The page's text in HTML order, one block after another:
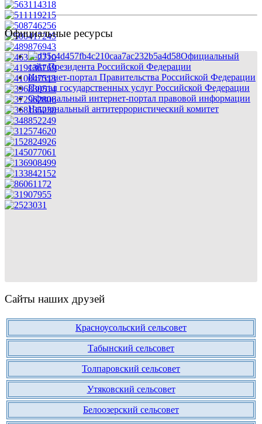
Официальные ресурсы
Официальный
сайт Президента Российской Федерации
Интернет-портал Правительства Российской Федерации
Портал государственных услуг Российской Федерации
Официальный интернет-портал правовой информации
Национальный антитеррористический комитет
Сайты наших друзей
Красноусольский сельсовет
Табынский сельсовет
Толпаровский сельсовет
Утяковский сельсовет
Белоозерский сельсовет